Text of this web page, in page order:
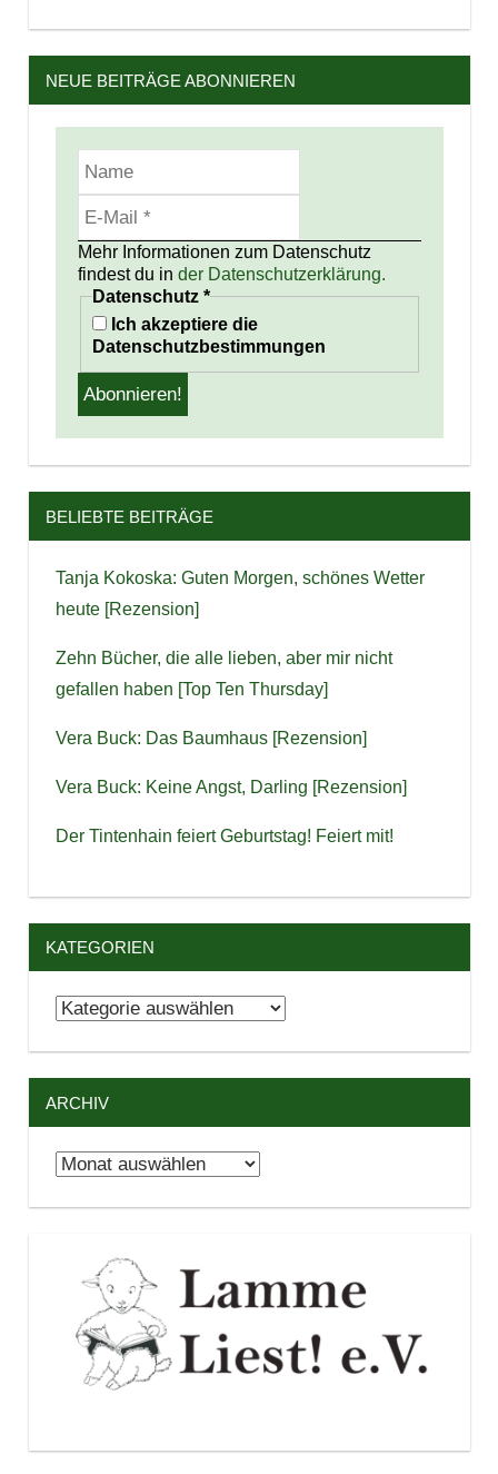
NEUE BEITRÄGE ABONNIEREN
Mehr Informationen zum Datenschutz
findest du in der Datenschutzerklärung.
Datenschutz *
Ich akzeptiere die
Datenschutzbestimmungen
BELIEBTE BEITRÄGE
Tanja Kokoska: Guten Morgen, schönes Wetter
heute [Rezension]
Zehn Bücher, die alle lieben, aber mir nicht
gefallen haben [Top Ten Thursday]
Vera Buck: Das Baumhaus [Rezension]
Vera Buck: Keine Angst, Darling [Rezension]
Der Tintenhain feiert Geburtstag! Feiert mit!
KATEGORIEN
Kategorien
ARCHIV
Archiv